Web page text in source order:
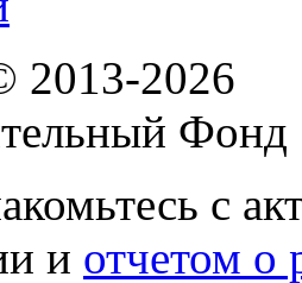
2013-2026
с
и отчетом о